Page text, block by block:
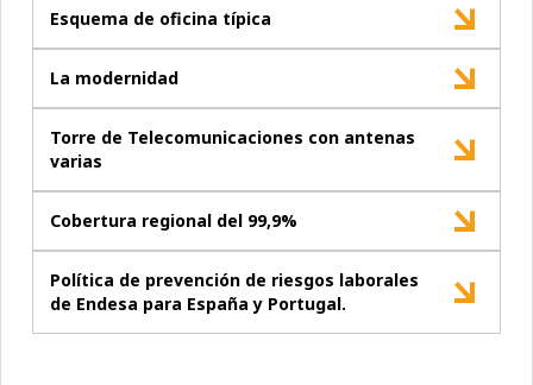
Esquema de oficina típica
La modernidad
Torre de Telecomunicaciones con antenas
varias
Cobertura regional del 99,9%
Política de prevención de riesgos laborales
de Endesa para España y Portugal.